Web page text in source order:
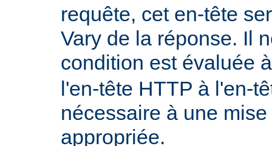
requête, cet en-tête
Vary de la réponse. Il
condition est évaluée
l'en-tête HTTP à l'en-
nécessaire à une
appropriée.